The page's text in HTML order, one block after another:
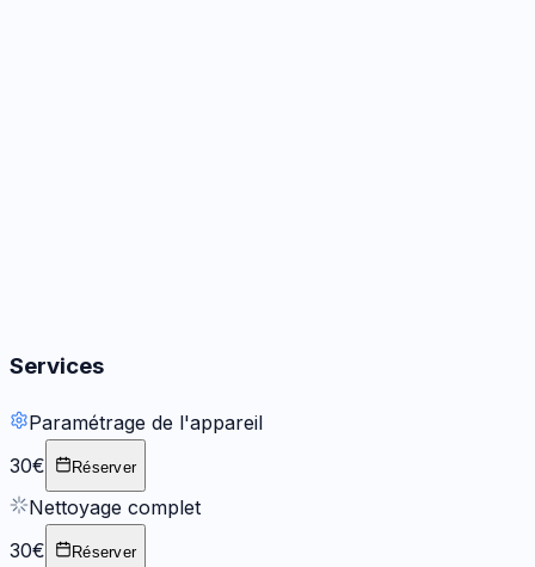
Services
Paramétrage de l'appareil
30€
Réserver
Nettoyage complet
30€
Réserver